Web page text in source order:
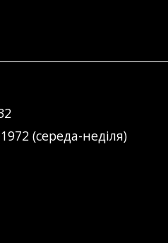
(середа-неділя)